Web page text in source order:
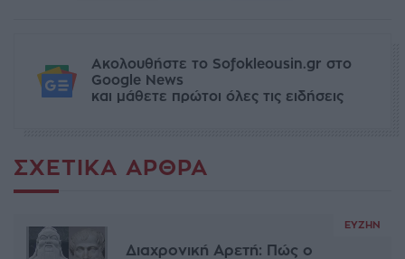
Ακολουθήστε το Sofokleousin.gr στο
Google News
και μάθετε πρώτοι όλες τις ειδήσεις
ΣΧΕΤΙΚΆ ΆΡΘΡΑ
ΕΥΖΗΝ
Διαχρονική Αρετή: Πώς ο